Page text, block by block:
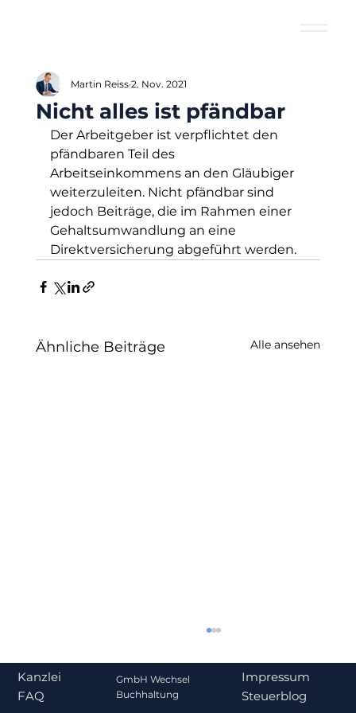
Nicht alles ist pfändbar
Martin Reiss 2. Nov. 2021
Der Arbeitgeber ist verpflichtet den
pfändbaren Teil des
Arbeitseinkommens an den Gläubiger
weiterzuleiten. Nicht pfändbar sind
jedoch Beiträge, die im Rahmen einer
Gehaltsumwandlung an eine
Direktversicherung abgeführt werden.
Ähnliche Beiträge Alle ansehen
Kanzlei
FAQ
Impressum
Steuerblog
GmbH Wechsel
Buchhaltung